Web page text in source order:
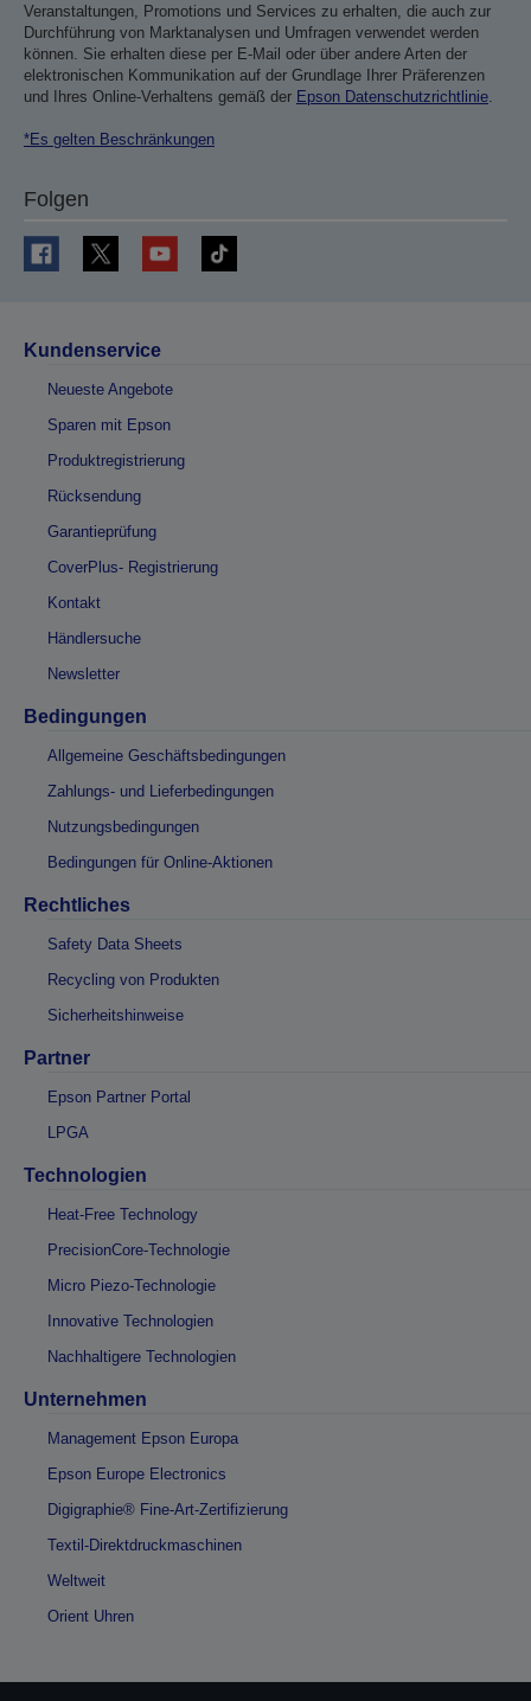
Veranstaltungen, Promotions und Services zu erhalten, die auch zur
Durchführung von Marktanalysen und Umfragen verwendet werden
können. Sie erhalten diese per E-Mail oder über andere Arten der
elektronischen Kommunikation auf der Grundlage Ihrer Präferenzen
und Ihres Online-Verhaltens gemäß der Epson Datenschutzrichtlinie.
*Es gelten Beschränkungen
Folgen
Kundenservice
Neueste Angebote
Sparen mit Epson
Produktregistrierung
Rücksendung
Garantieprüfung
CoverPlus- Registrierung
Kontakt
Händlersuche
Newsletter
Bedingungen
Allgemeine Geschäftsbedingungen
Zahlungs- und Lieferbedingungen
Nutzungsbedingungen
Bedingungen für Online-Aktionen
Rechtliches
Safety Data Sheets
Recycling von Produkten
Sicherheitshinweise
Partner
Epson Partner Portal
LPGA
Technologien
Heat-Free Technology
PrecisionCore-Technologie
Micro Piezo-Technologie
Innovative Technologien
Nachhaltigere Technologien
Unternehmen
Management Epson Europa
Epson Europe Electronics
Digigraphie® Fine-Art-Zertifizierung
Textil-Direktdruckmaschinen
Weltweit
Orient Uhren